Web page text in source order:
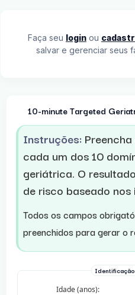
Faça seu loginou
salvar e gerenciar seus
10-minute Targeted
Instruções:
cada um dos 10
geriátrica. O
de risco baseado
Todos os campos
preenchidos para gerar o
Idade (anos):